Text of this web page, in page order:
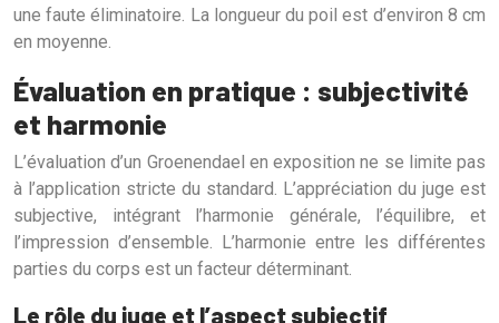
une faute éliminatoire. La longueur du poil est d’environ 8 cm
en moyenne.
Évaluation en pratique : subjectivité
et harmonie
L’évaluation d’un Groenendael en exposition ne se limite pas
à l’application stricte du standard. L’appréciation du juge est
subjective, intégrant l’harmonie générale, l’équilibre, et
l’impression d’ensemble. L’harmonie entre les différentes
parties du corps est un facteur déterminant.
Le rôle du juge et l’aspect subjectif